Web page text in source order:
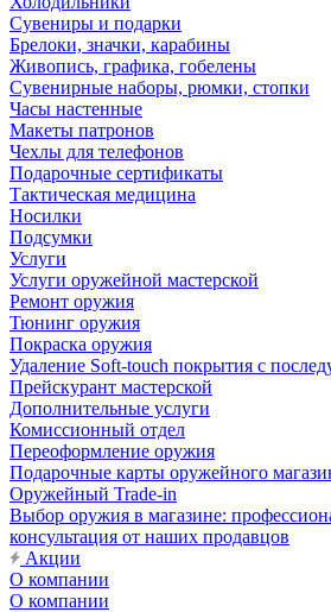
Сувениры и подарки
Брелоки, значки, карабины
Живопись, графика, гобелены
Сувенирные наборы, рюмки, стопки
Часы настенные
Макеты патронов
Чехлы для телефонов
Подарочные сертификаты
Тактическая медицина
Носилки
Подсумки
Услуги
Услуги оружейной мастерской
Ремонт оружия
Тюнинг оружия
Покраска оружия
Удаление Soft-touch покрытия с
Прейскурант мастерской
Дополнительные услуги
Комиссионный отдел
Переоформление оружия
Подарочные карты оружейного
Оружейный Trade-in
Выбор оружия в магазине:
консультация от наших продавцов
Акции
О компании
О компании